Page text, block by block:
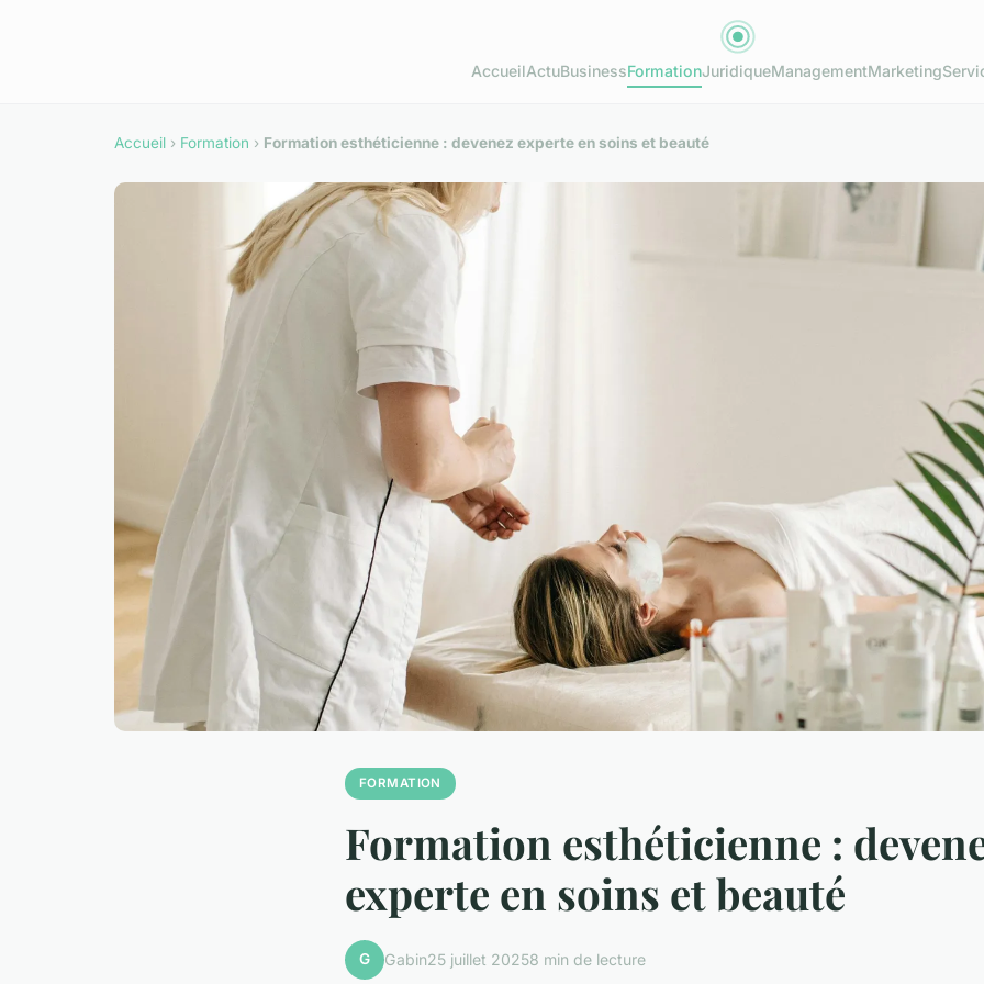
AccueilActuBusinessFormationJuridiqueManagementMarketing
Accueil › Formation › Formation esthéticienne : devenez experte en soins et beauté
FORMATION
Formation esthéticienne :
experte en soins et beauté
G Gabin25 juillet 20258 min de lecture